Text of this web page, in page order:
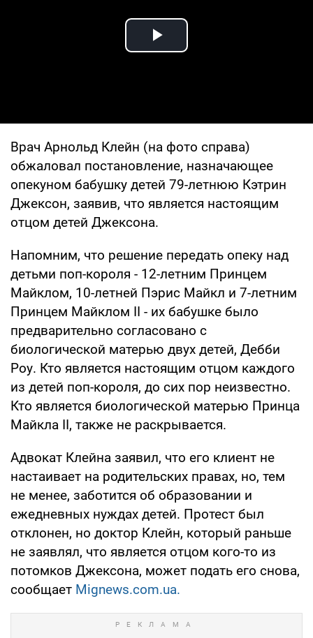
Play Video
Врач Арнольд Клейн (на фото справа)
обжаловал постановление, назначающее
опекуном бабушку детей 79-летнюю Кэтрин
Джексон, заявив, что является настоящим
отцом детей Джексона.
Напомним, что решение передать опеку над
детьми поп-короля - 12-летним Принцем
Майклом, 10-летней Пэрис Майкл и 7-летним
Принцем Майклом ІІ - их бабушке было
предварительно согласовано с
биологической матерью двух детей, Дебби
Роу. Кто является настоящим отцом каждого
из детей поп-короля, до сих пор неизвестно.
Кто является биологической матерью Принца
Майкла ІІ, также не раскрывается.
Адвокат Клейна заявил, что его клиент не
настаивает на родительских правах, но, тем
не менее, заботится об образовании и
ежедневных нуждах детей. Протест был
отклонен, но доктор Клейн, который раньше
не заявлял, что является отцом кого-то из
потомков Джексона, может подать его снова,
сообщает Mignews.com.ua.